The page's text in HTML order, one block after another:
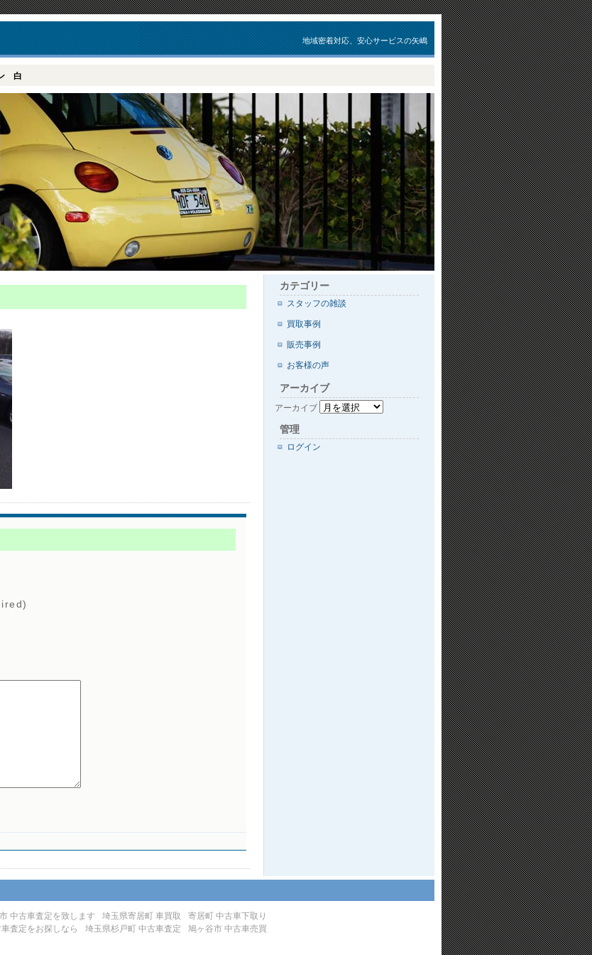
地域密着対応、安心サービスの矢嶋
白
カテゴリー
スタッフの雑談
買取事例
販売事例
お客様の声
アーカイブ
アーカイブ
管理
ログイン
中古車査定を致します 埼玉県寄居町 車買取
寄居町 中古車下取り
査定をお探しなら
埼玉県杉戸町 中古車査定 鳩ヶ谷市 中古車売買